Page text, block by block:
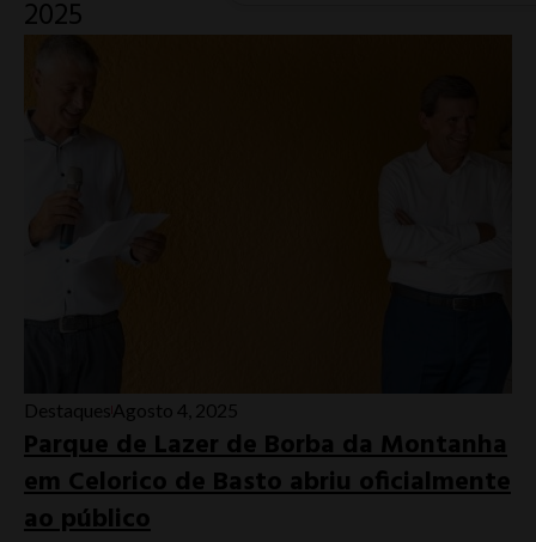
2025
Destaques Agosto 4, 2025
Parque de Lazer de Borba da Montanha
em Celorico de Basto abriu oficialmente
ao público